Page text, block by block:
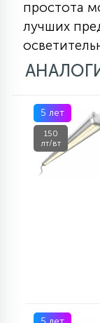
простота
лучших
5 лет
150
лт/вт